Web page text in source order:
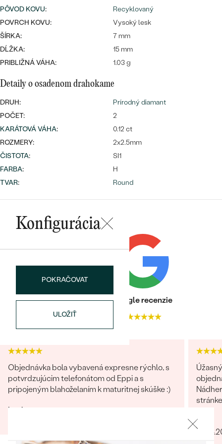
Najpredávanejšie
svadobné
DRAHOKAM
ZLATO
PLATINA
STRIEBRO
Wave kolekcia
S DRAHOKAMAMI
S PERLAMI
PODĽA ŠTÝLU
PERSONALIZOVANÉ
SYMBOLICKÉ
MINIMALISTICKÉ
PODĽA FARBY
PODĽA TVARU DRAHOKAMU
NA MIERU
Najpredávanejšie
náušnice
PREZRIEŤ
CENOVO DOSTUPNÉ
Personalizované
prívesky
LUXUSNÉ
Najpredávanejšie
prstene
PÔVOD KOVU:
Recyklovaný
POVRCH KOVU:
Vysoký lesk
ŠÍRKA:
7 mm
DĹŽKA:
15 mm
PRIBLIŽNÁ VÁHA:
1.03 g
Detaily o osadenom drahokame
DRUH:
Prírodný diamant
POČET:
2
KARÁTOVÁ VÁHA:
0.12 ct
ROZMERY:
2x2.5mm
ČISTOTA:
SI1
FARBA:
H
TVAR: Round
Konfigurácia
POKRAČOVAT
ULOŽIŤ
Heuréka recenzie
4.9
Google recenzie
Objednávka bola vybavená expresne rýchlo, s
potvrdzujúcim telefonátom od Eppi a s
pripojeným blahoželaním k maturitnej skúške :)
Lucia
Jana